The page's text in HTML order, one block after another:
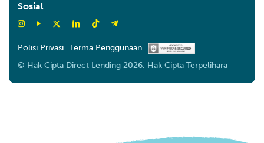
Sosial
© Hak Cipta Direct Lending 2026. Hak Cipta Terpelihara
Polisi Privasi Terma Penggunaan